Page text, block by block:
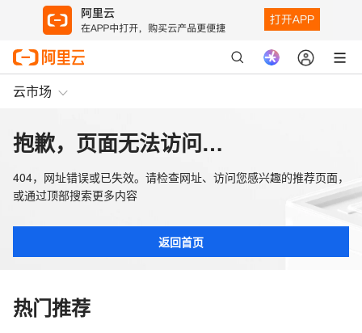
云市场
抱歉，页面无法访问…
404，网址错误或已失效。请检查网址、访问您感兴趣的推荐页面，
或通过顶部搜索更多内容
返回首页
热门推荐